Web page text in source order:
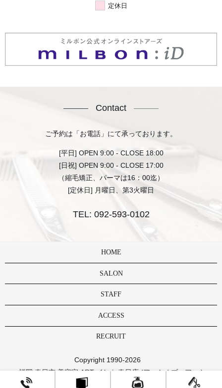
定休日
Contact
ご予約は「お電話」にて承っております。
[平日] OPEN 9:00 - CLOSE 18:00
[日祝] OPEN 9:00 - CLOSE 17:00
（縮毛矯正、パーマは16：00迄）
[定休日] 月曜日、第3火曜日
TEL: 092-593-0102
HOME
SALON
STAFF
ACCESS
RECRUIT
Copyright 1990-2026
福岡 春日市 美容室 ART of hair 春日店 (アートオブヘアー )